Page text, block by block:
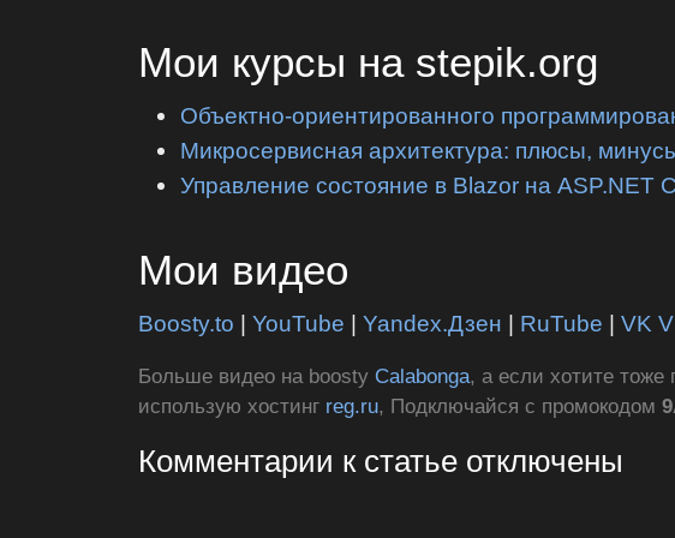
Мои курсы на stepik.org
Объектно-ориентированного
Микросервисная архитектура: плюсы,
Управление состояние в Blazor на ASP.NET
Мои видео
Boosty.to |YouTube |Yandex.Дзен | RuTube |VK
Больше видео на boosty Calabonga, а если хотите тоже
использую хостинг reg.ru, Подключайся с промокодом
Комментарии к статье отключены